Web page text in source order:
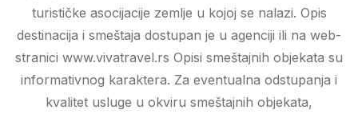
turističke asocijacije zemlje u kojoj se nalazi. Opis
destinacija i smeštaja dostupan je u agenciji ili na web-
stranici www.vivatravel.rs Opisi smeštajnih objekata su
informativnog karaktera. Za eventualna odstupanja i
kvalitet usluge u okviru smeštajnih objekata,